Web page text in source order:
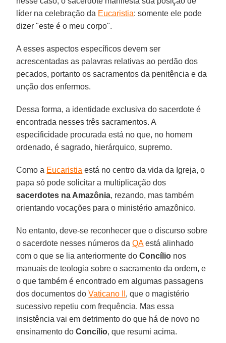
líder na celebração da Eucaristia: somente ele pode
dizer "este é o meu corpo".
A esses aspectos específicos devem ser
acrescentadas as palavras relativas ao perdão dos
pecados, portanto os sacramentos da penitência e da
unção dos enfermos.
Dessa forma, a identidade exclusiva do sacerdote é
encontrada nesses três sacramentos. A
especificidade procurada está no que, no homem
ordenado, é sagrado, hierárquico, supremo.
Como a Eucaristia está no centro da vida da Igreja, o
papa só pode solicitar a multiplicação dos
sacerdotes na Amazônia, rezando, mas também
orientando vocações para o ministério amazônico.
No entanto, deve-se reconhecer que o discurso sobre
o sacerdote nesses números daQAestá alinhado
com o que se lia anteriormente doConcílio nos
manuais de teologia sobre o sacramento da ordem, e
o que também é encontrado em algumas passagens
dos documentos doVaticano II , que o magistério
sucessivo repetiu com frequência. Mas essa
insistência vai em detrimento do que há de novo no
ensinamento doConcílio, que resumi acima.